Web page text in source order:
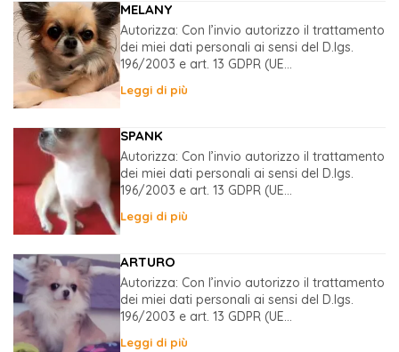
MELANY
Autorizza: Con l’invio autorizzo il trattamento
dei miei dati personali ai sensi del D.lgs.
196/2003 e art. 13 GDPR (UE...
Leggi di più
SPANK
Autorizza: Con l’invio autorizzo il trattamento
dei miei dati personali ai sensi del D.lgs.
196/2003 e art. 13 GDPR (UE...
Leggi di più
ARTURO
Autorizza: Con l’invio autorizzo il trattamento
dei miei dati personali ai sensi del D.lgs.
196/2003 e art. 13 GDPR (UE...
Leggi di più